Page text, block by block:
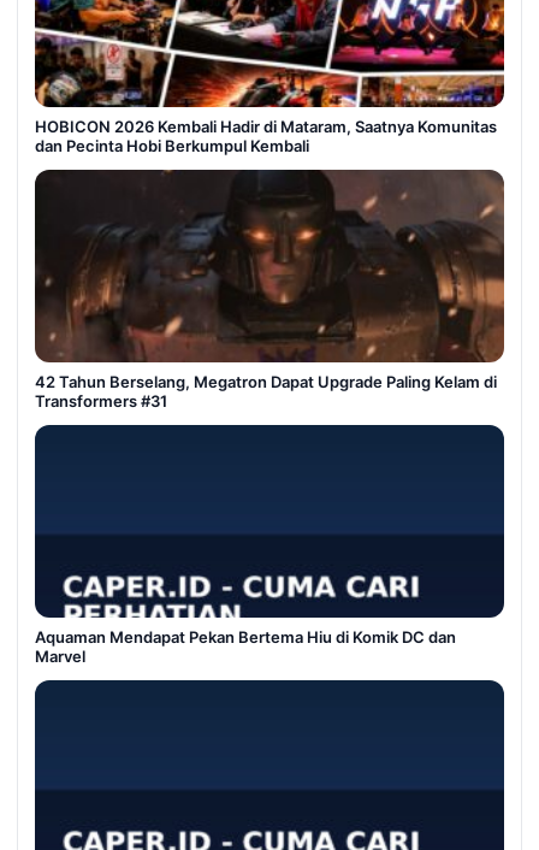
HOBICON 2026 Kembali Hadir di Mataram, Saatnya Komunitas
dan Pecinta Hobi Berkumpul Kembali
42 Tahun Berselang, Megatron Dapat Upgrade Paling Kelam di
Transformers #31
Aquaman Mendapat Pekan Bertema Hiu di Komik DC dan
Marvel